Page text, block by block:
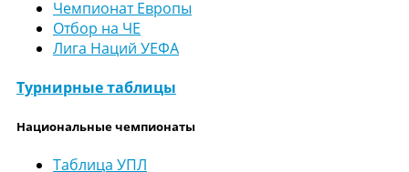
Чемпионат Европы
Отбор на ЧЕ
Лига Наций УЕФА
Турнирные таблицы
Национальные чемпионаты
Таблица УПЛ